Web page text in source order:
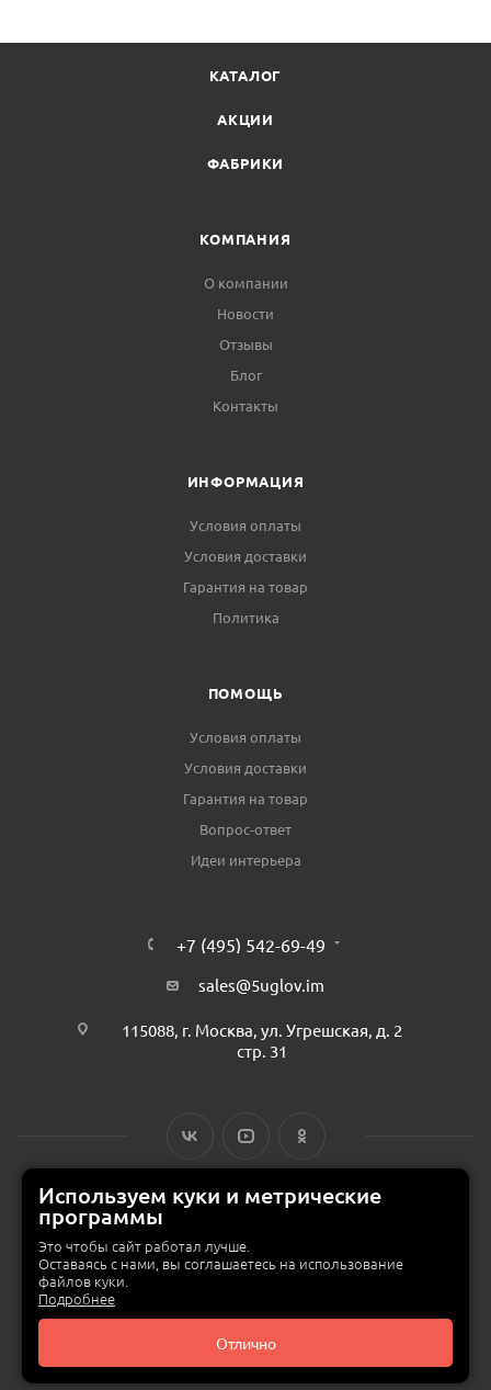
КАТАЛОГ
АКЦИИ
ФАБРИКИ
КОМПАНИЯ
О компании
Новости
Отзывы
Блог
Контакты
ИНФОРМАЦИЯ
Условия оплаты
Условия доставки
Гарантия на товар
Политика
ПОМОЩЬ
Условия оплаты
Условия доставки
Гарантия на товар
Вопрос-ответ
Идеи интерьера
+7 (495) 542-69-49
sales@5uglov.im
115088, г. Москва, ул. Угрешская, д. 2
стр. 31
© 2015 — 2026 «MEBZILLA» (ex. 5UGLOV.IM) —
мебели в Москве
Используем куки и метрические
программы
Это чтобы сайт работал лучше.
Оставаясь с нами, вы соглашаетесь на использование
файлов куки.
Подробнее
Отлично